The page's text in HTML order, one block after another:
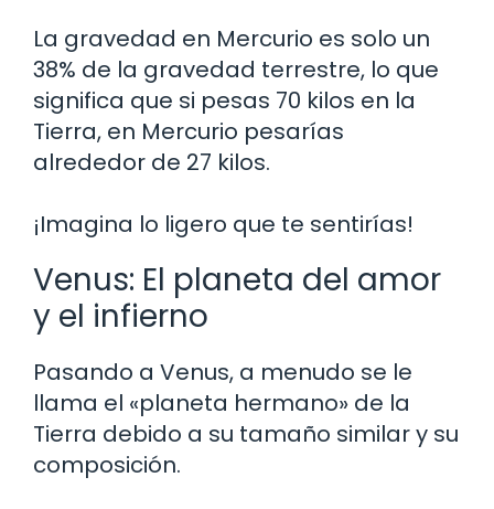
La gravedad en Mercurio es solo un
38% de la gravedad terrestre, lo que
significa que si pesas 70 kilos en la
Tierra, en Mercurio pesarías
alrededor de 27 kilos.
¡Imagina lo ligero que te sentirías!
Venus: El planeta del amor
y el infierno
Pasando a Venus, a menudo se le
llama el «planeta hermano» de la
Tierra debido a su tamaño similar y su
composición.